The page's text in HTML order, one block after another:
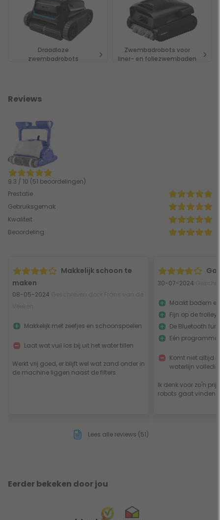
Draadloze
zwembadrobots
Zwembadrobots voor
liner- en foliezwembaden
Reviews
9.3 / 10 (51 beoordelingen)
Prestatie
Gebruiksgemak
Kwaliteit
Beoordeling
Makkelijk schoon te
maken
08-05-2024
Werkt vrij goed, er blijft wel wat zand onder in
de machine liggen naast de filters.
Makkelijk met zeefjes en schoonspoelen
Laat wat vuil los bij uit het water tillen
30-07-2024
Ik denk voor zo'n
robots gaat vinden
Maakt bodem
Fijn op de trolley
De Bluetooth
Eén
Komt niet altijd
waterlijn
Lees alle reviews (51)
Eerder bekeken door jou